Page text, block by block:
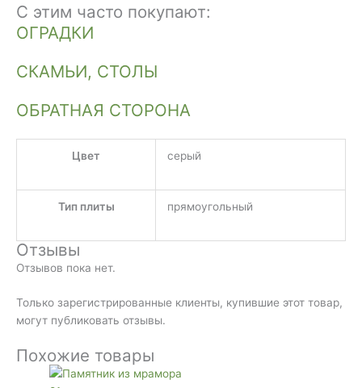
С этим часто покупают:
ОГРАДКИ
СКАМЬИ, СТОЛЫ
ОБРАТНАЯ СТОРОНА
Цвет серый
Тип плиты прямоугольный
Отзывы
Отзывов пока нет.
Только зарегистрированные клиенты, купившие этот товар,
могут публиковать отзывы.
Похожие товары